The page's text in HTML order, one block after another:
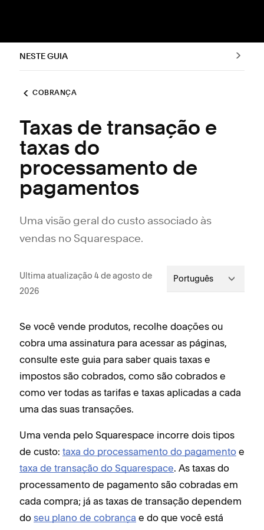
NESTE GUIA
COBRANÇA
Taxas de transação e
taxas do
processamento de
pagamentos
Uma visão geral do custo associado às
vendas no Squarespace.
Ultima atualização 4 de agosto de
2026
Português
Se você vende produtos, recolhe doações ou
cobra uma assinatura para acessar as páginas,
consulte este guia para saber quais taxas e
impostos são cobrados, como são cobrados e
como ver todas as tarifas e taxas aplicadas a cada
uma das suas transações.
Uma venda pelo Squarespace incorre dois tipos
de custo: taxa do processamento do pagamento e
taxa de transação do Squarespace. As taxas do
processamento de pagamento são cobradas em
cada compra; já as taxas de transação dependem
do seu plano de cobrança e do que você está